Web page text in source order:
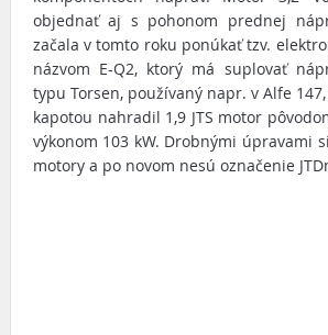
objednať aj s pohonom prednej
začala v tomto roku ponúkať tzv.
názvom E-Q2, ktorý má suplovať
typu Torsen, používaný napr. v Alfe
kapotou nahradil 1,9 JTS motor
výkonom 103 kW. Drobnými úpravami
motory a po novom nesú označenie